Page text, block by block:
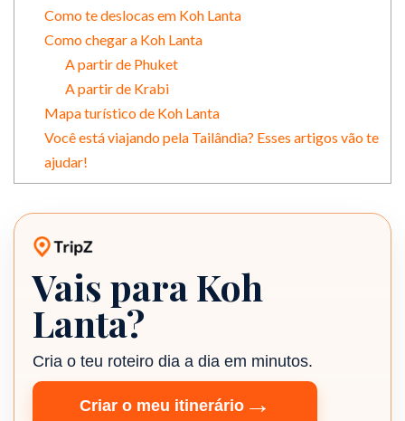
Como te deslocas em Koh Lanta
Como chegar a Koh Lanta
A partir de Phuket
A partir de Krabi
Mapa turístico de Koh Lanta
Você está viajando pela Tailândia? Esses artigos vão te
ajudar!
Planeador de viagens TripZ
Vais para Koh
Lanta?
Cria o teu roteiro dia a dia em minutos.
Criar o meu itinerário→